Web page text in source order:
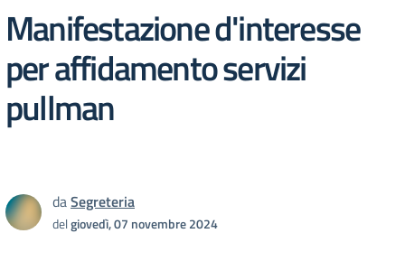
Manifestazione d'interesse
per affidamento servizi
pullman
daSegreteria
delgiovedì, 07 novembre 2024